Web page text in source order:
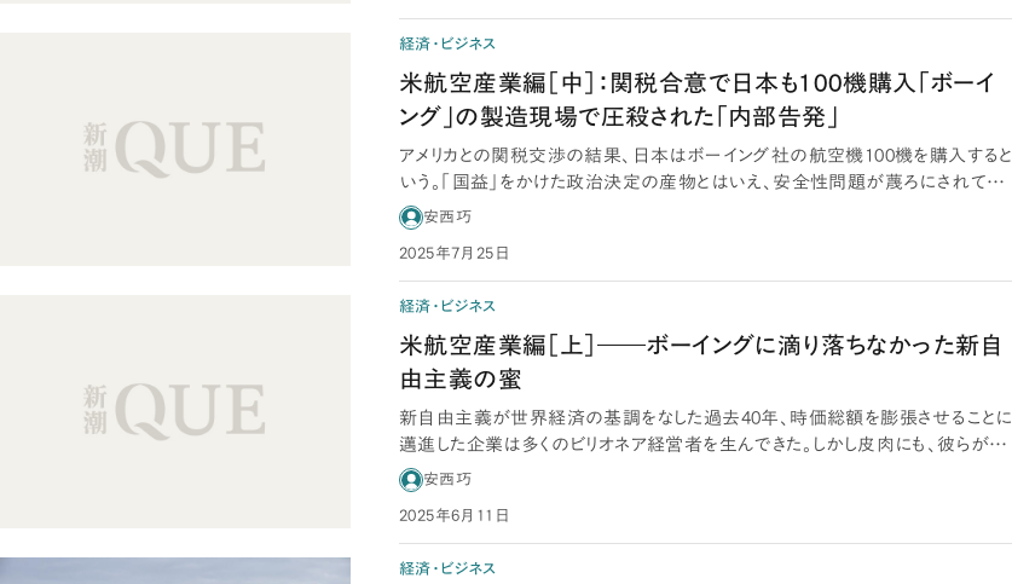
経済・ビジネス
米航空産業編［中］：関税合意で日本も100機購入「ボーイ
ング」の製造現場で圧殺された「内部告発」
アメリカとの関税交渉の結果、日本はボーイング社の航空機100機を購入すると
いう。「国益」をかけた政治決定の産物とはいえ、安全性問題が蔑ろにされては
ならないだろう…
安西巧
2025年7月25日
経済・ビジネス
米航空産業編［上］――ボーイングに滴り落ちなかった新自
由主義の蜜
新自由主義が世界経済の基調をなした過去40年、時価総額を膨張させることに
邁進した企業は多くのビリオネア経営者を生んできた。しかし皮肉にも、彼らが統
治した企業がさ…
安西巧
2025年6月11日
経済・ビジネス